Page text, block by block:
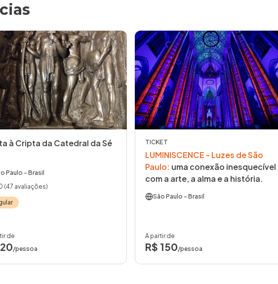
à Cripta da Catedral da Sé
Paulo - Brasil
(47 avaliações)
de
/pessoa
TICKET
LUMINISCENCE - Luzes de São
Paulo: uma conexão inesquecível
com a arte, a alma e a história.
São Paulo - Brasil
A partir de
R$ 150/pessoa